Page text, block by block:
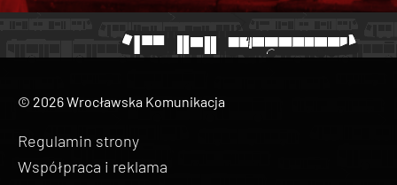
© 2026 Wrocławska Komunikacja
Regulamin strony
Współpraca i reklama